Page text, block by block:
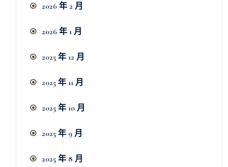
2026 年 2 月
2026 年 1 月
2025 年 12 月
2025 年 11 月
2025 年 10 月
2025 年 9 月
2025 年 8 月